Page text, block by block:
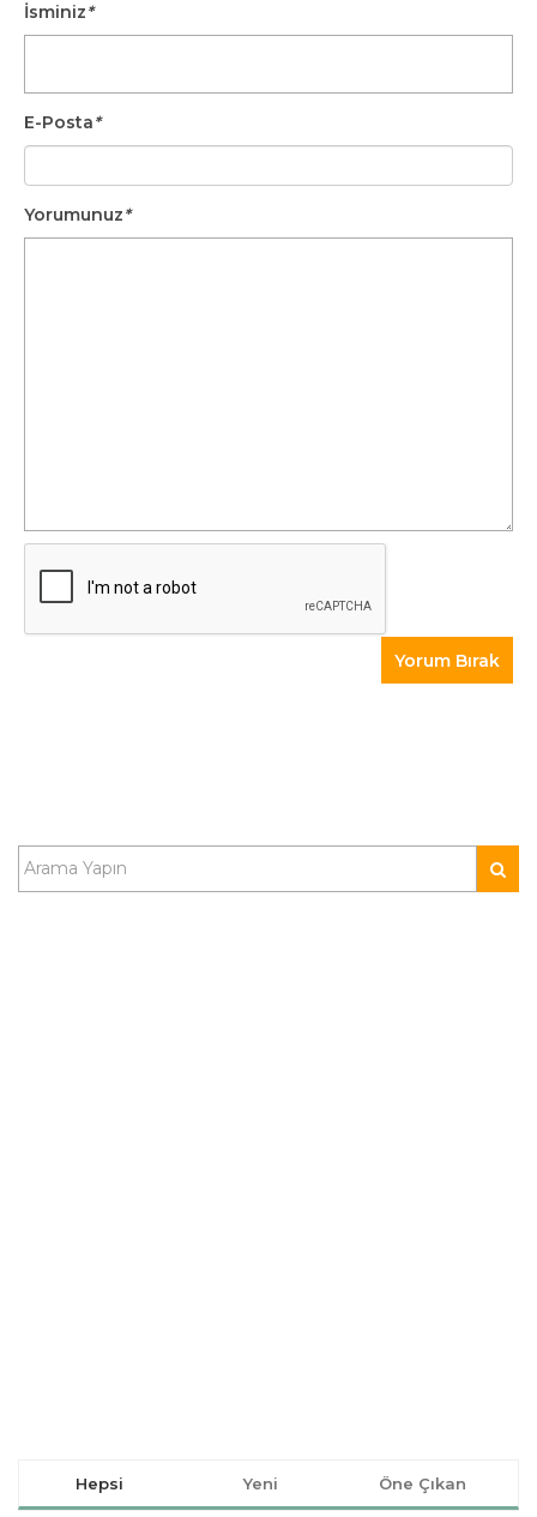
Hazırlarsınız?
İsminiz*
E-Posta*
Yorumunuz*
Hepsi Yeni Öne Çıkan